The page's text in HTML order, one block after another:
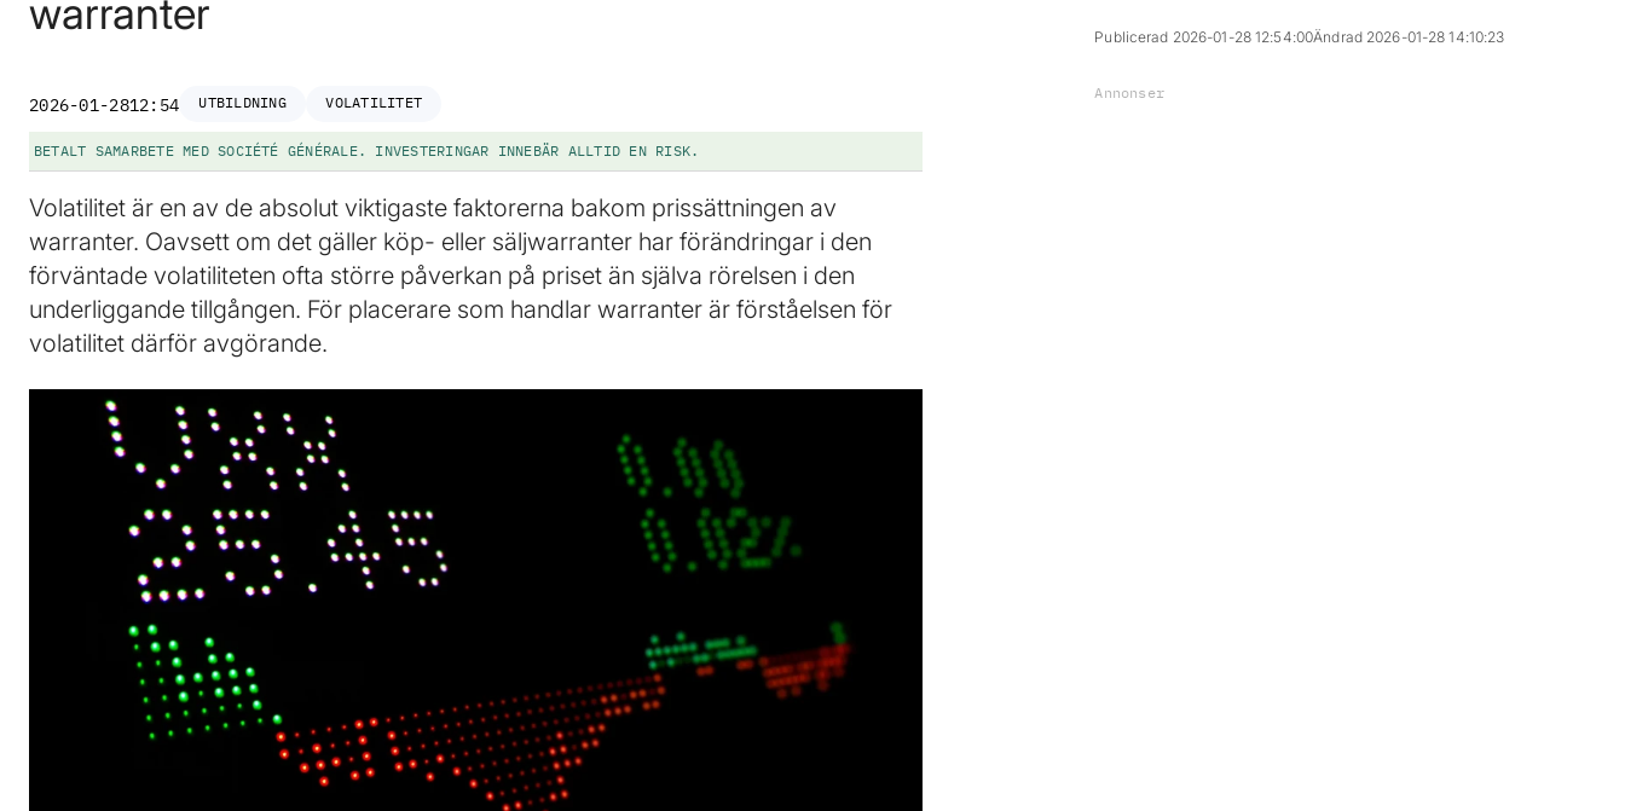
warranter
2026-01-2812:54 UTBILDNING VOLATILITET
BETALT SAMARBETE MED SOCIÉTÉ GÉNÉRALE. INVESTERINGAR INNEBÄR ALLTID EN RISK.
Volatilitet är en av de absolut viktigaste faktorerna bakom prissättningen av
warranter. Oavsett om det gäller köp- eller säljwarranter har förändringar i den
förväntade volatiliteten ofta större påverkan på priset än själva rörelsen i den
underliggande tillgången. För placerare som handlar warranter är förståelsen för
volatilitet därför avgörande.
Publicerad 2026-01-28 12:54:00Ändrad 2026-01-28 14:10:23
Annonser